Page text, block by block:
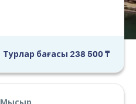
Турлар бағасы 238 500 ₸